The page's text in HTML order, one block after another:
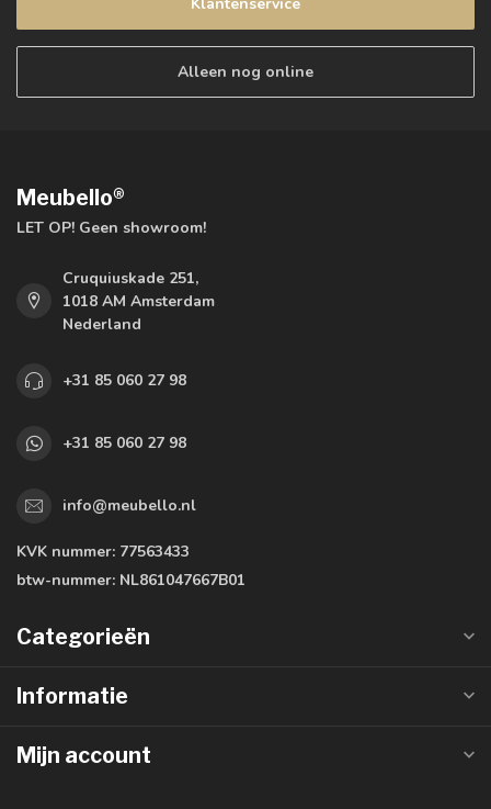
Alleen nog online
Meubello®
LET OP! Geen showroom!
Cruquiuskade 251,
1018 AM Amsterdam
Nederland
+31 85 060 27 98
+31 85 060 27 98
info@meubello.nl
KVK nummer: 77563433
btw-nummer: NL861047667B01
Categorieën
Informatie
Mijn account